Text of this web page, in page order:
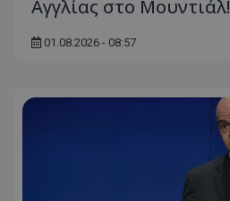
Αγγλίας στο Μουντιάλ!
01.08.2026 - 08:57